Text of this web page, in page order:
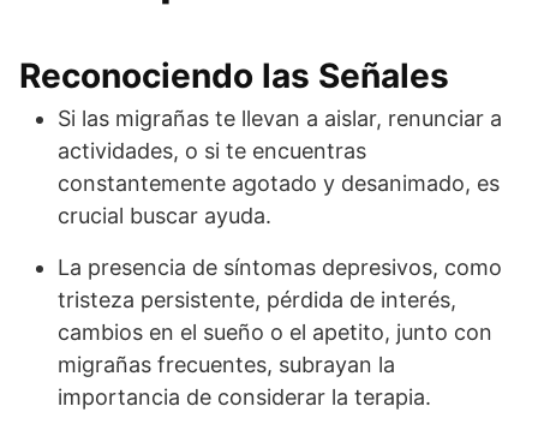
Reconociendo las Señales
Si las migrañas te llevan a aislar, renunciar a
actividades, o si te encuentras
constantemente agotado y desanimado, es
crucial buscar ayuda.
La presencia de síntomas depresivos, como
tristeza persistente, pérdida de interés,
cambios en el sueño o el apetito, junto con
migrañas frecuentes, subrayan la
importancia de considerar la terapia.